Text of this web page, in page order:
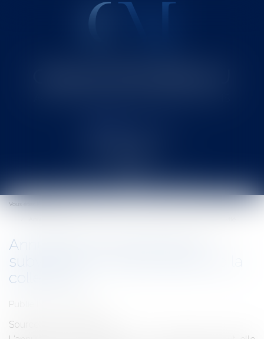
Ouvrir
le
menu
Vous êtes ici :
Annulation par le juge d'une
subvention et responsabilité de la
collectivité
Publié le :
Source :